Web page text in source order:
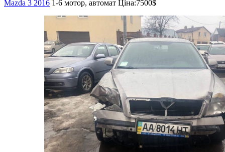
Mazda 3 2016 1-6 мотор, автомат Ціна:7500$